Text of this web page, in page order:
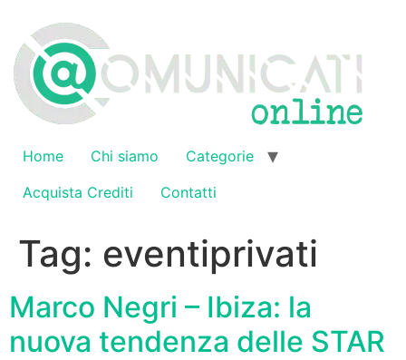
contenuto
Home Chi siamo
Categorie
Acquista Crediti
Contatti
Tag: eventiprivati
Marco Negri – Ibiza: la
nuova tendenza delle STAR